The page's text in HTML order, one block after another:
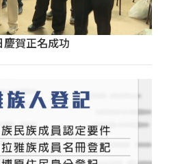
賀正名成功